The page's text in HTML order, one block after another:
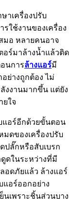
าเครื่องปรับ
รใช้งานของเครื่อง
มอ หลายคนอาจ
อร์มาล้างน้ำแล้วติด
นการล้างแอร์มี
ย่างถูกต้อง ไม่
งงานมากขึ้น แต่ยัง
ใจ
แอร์อีกด้วยขั้นตอน
มดของเครื่องปรับ
ปลั๊กหรือสับเบรก
ดในระหว่างที่มี
อดภัยแล้ว ล้างแอร์
แอร์ออกอย่าง
นเพราะชิ้นส่วนบาง